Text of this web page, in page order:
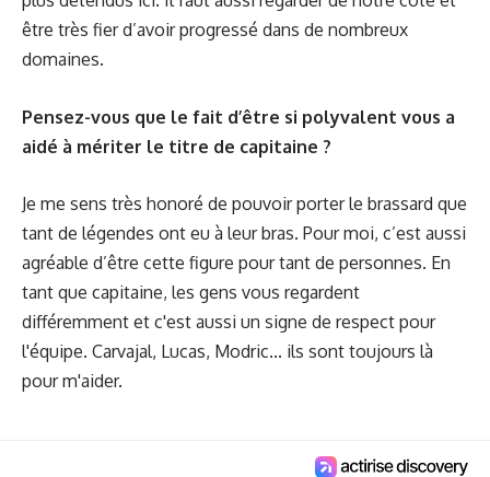
être très fier d’avoir progressé dans de nombreux
domaines.
Pensez-vous que le fait d’être si polyvalent vous a
aidé à mériter le titre de capitaine ?
Je me sens très honoré de pouvoir porter le brassard que
tant de légendes ont eu à leur bras. Pour moi, c’est aussi
agréable d’être cette figure pour tant de personnes. En
tant que capitaine, les gens vous regardent
différemment et c'est aussi un signe de respect pour
l'équipe. Carvajal, Lucas, Modric... ils sont toujours là
pour m'aider.